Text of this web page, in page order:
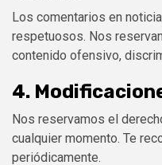
Los comentarios en
respetuosos. Nos
contenido ofensivo,
4.
Nos reservamos el
cualquier momento. Te
periódicamente.